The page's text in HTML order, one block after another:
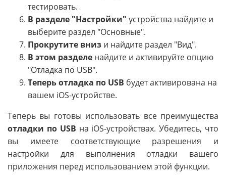
тестировать.
В разделе "Настройки" устройства найдите и
выберите раздел "Основные".
Прокрутите вниз и найдите раздел "Вид".
В этом разделе найдите и активируйте опцию
"Отладка по USB".
Теперь отладка по USB будет активирована на
вашем iOS-устройстве.
Теперь вы готовы использовать все преимущества
отладки по USB на iOS-устройствах. Убедитесь, что
вы имеете соответствующие разрешения и
настройки для выполнения отладки вашего
приложения перед использованием этой функции.